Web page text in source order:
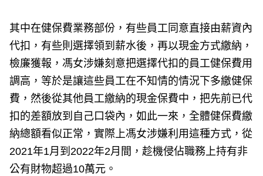
其中在健保費業務部份，有些員工同意直接由薪資內
代扣，有些則選擇領到薪水後，再以現金方式繳納，
檢廉獲報，馮女涉嫌刻意把選擇代扣的員工健保費用
調高，等於是讓這些員工在不知情的情況下多繳健保
費，然後從其他員工繳納的現金保費中，把先前已代
扣的差額放到自己口袋內，如此一來，全體健保費繳
納總額看似正常，實際上馮女涉嫌利用這種方式，從
2021年1月到2022年2月間，趁機侵佔職務上持有非
公有財物超過10萬元。